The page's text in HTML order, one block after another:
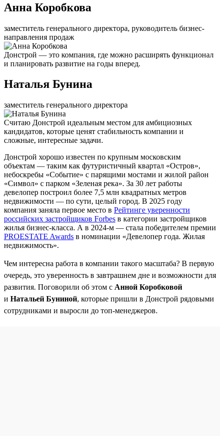
Анна Коробкова
заместитель генерального директора, руководитель бизнес-
направления продаж
Донстрой — это компания, где можно расширять функционал
и планировать развитие на годы вперед.
Наталья Бунина
заместитель генерального директора
Считаю Донстрой идеальным местом для амбициозных
кандидатов, которые ценят стабильность компании и
сложные, интересные задачи.
Донстрой хорошо известен по крупным московским
объектам — таким как футуристичный квартал «Остров»,
небоскребы «Событие» с парящими мостами и жилой район
«Символ» с парком «Зеленая река». За 30 лет работы
девелопер построил более 7,5 млн квадратных метров
недвижимости — по сути, целый город. В 2025 году
компания заняла первое место в Рейтинге уверенности
российских застройщиков Forbes в категории застройщиков
жилья бизнес-класса. А в 2024-м — стала победителем премии
PROESTATE Awards в номинации «Девелопер года. Жилая
недвижимость».
Чем интересна работа в компании такого масштаба? В первую
очередь, это уверенность в завтрашнем дне и возможности для
развития. Поговорили об этом с Анной Коробковой
и Натальей Буниной, которые пришли в Донстрой рядовыми
сотрудниками и выросли до топ-менеджеров.